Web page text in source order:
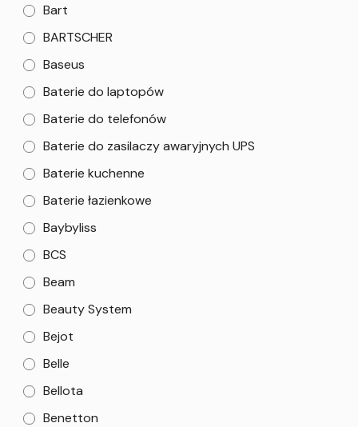
Bart
BARTSCHER
Baseus
Baterie do laptopów
Baterie do telefonów
Baterie do zasilaczy awaryjnych UPS
Baterie kuchenne
Baterie łazienkowe
Baybyliss
BCS
Beam
Beauty System
Bejot
Belle
Bellota
Benetton